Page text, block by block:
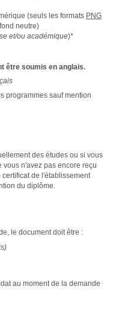
(seuls les formats PNG
neutre)
et/ou académique)*
être soumis en anglais.
programmes sauf mention
des études ou si vous
vous n'avez pas encore reçu
de l'établissement
du diplôme.
le document doit être :
au moment de la demande